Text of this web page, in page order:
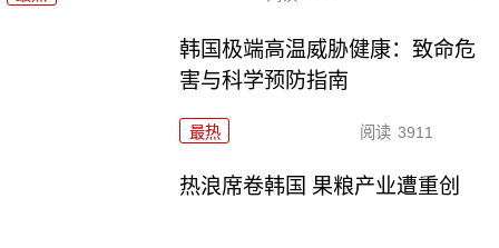
韩国极端高温威胁健康：致命危
害与科学预防指南
最热 阅读 3911
热浪席卷韩国 果粮产业遭重创